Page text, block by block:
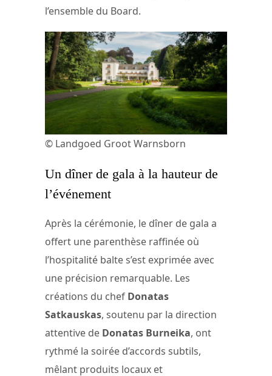
l’ensemble du Board.
© Landgoed Groot Warnsborn
Un dîner de gala à la hauteur de
l’événement
Après la cérémonie, le dîner de gala a
offert une parenthèse raffinée où
l’hospitalité balte s’est exprimée avec
une précision remarquable. Les
créations du chef Donatas
Satkauskas, soutenu par la direction
attentive de Donatas Burneika, ont
rythmé la soirée d’accords subtils,
mêlant produits locaux et